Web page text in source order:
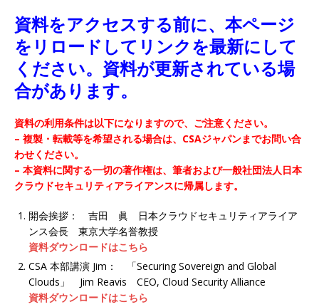
資料をアクセスする前に、本ページ
をリロードしてリンクを最新にして
ください。資料が更新されている場
合があります。
資料の利用条件は以下になりますので、ご注意ください。
– 複製・転載等を希望される場合は、CSAジャパンまでお問い合
わせください。
– 本資料に関する一切の著作権は、筆者および一般社団法人日本
クラウドセキュリティアライアンスに帰属します。
開会挨拶： 吉田 眞 日本クラウドセキュリティアライア
ンス会長 東京大学名誉教授
資料ダウンロードはこちら
CSA 本部講演 Jim： 「Securing Sovereign and Global
Clouds」 Jim Reavis CEO, Cloud Security Alliance
資料ダウンロードはこちら